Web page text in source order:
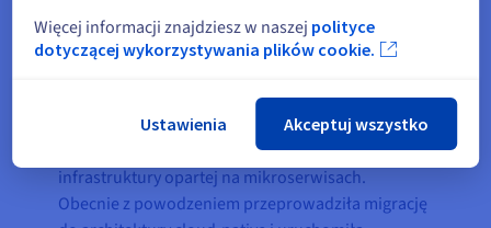
Korzyści
Dzięki OVHcloud firma Exotrail stale optymalizuje
zużycie zasobów i korzysta ze zwinnej
infrastruktury opartej na mikroserwisach.
Obecnie z powodzeniem przeprowadziła migrację
Więcej informacji znajdziesz w naszej polityce
dotyczącej wykorzystywania plików cookie.
Ustawienia Akceptuj wszystko